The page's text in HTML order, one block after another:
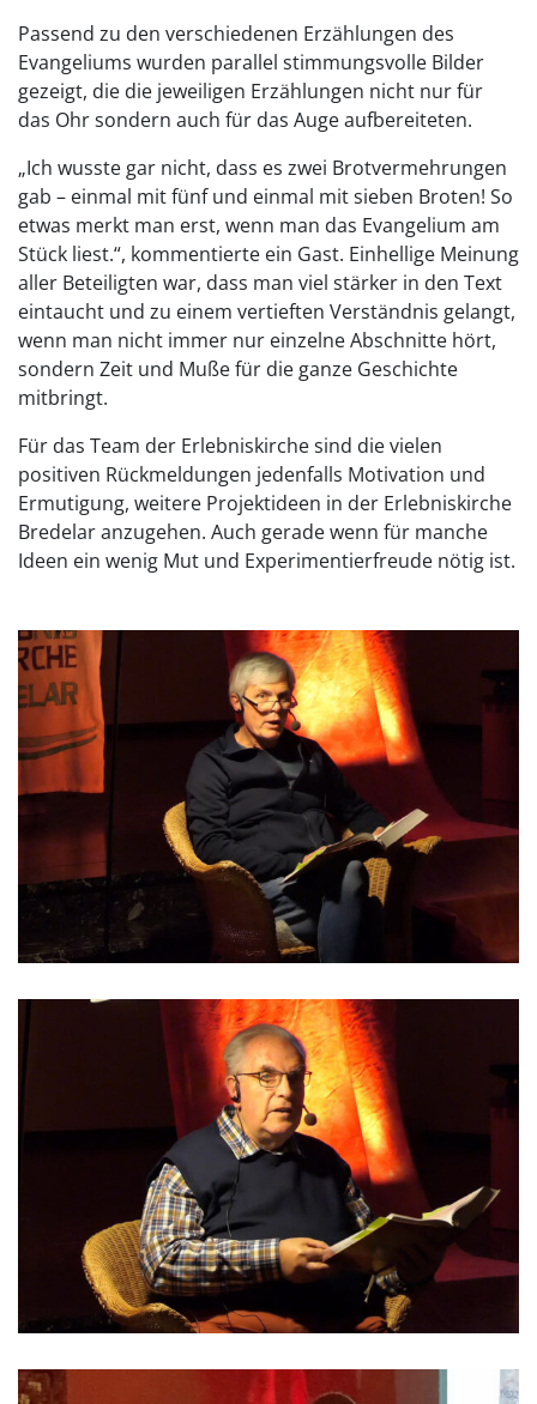
Passend zu den verschiedenen Erzählungen des
Evangeliums wurden parallel stimmungsvolle Bilder
gezeigt, die die jeweiligen Erzählungen nicht nur für
das Ohr sondern auch für das Auge aufbereiteten.
„Ich wusste gar nicht, dass es zwei Brotvermehrungen
gab – einmal mit fünf und einmal mit sieben Broten! So
etwas merkt man erst, wenn man das Evangelium am
Stück liest.“, kommentierte ein Gast. Einhellige Meinung
aller Beteiligten war, dass man viel stärker in den Text
eintaucht und zu einem vertieften Verständnis gelangt,
wenn man nicht immer nur einzelne Abschnitte hört,
sondern Zeit und Muße für die ganze Geschichte
mitbringt.
Für das Team der Erlebniskirche sind die vielen
positiven Rückmeldungen jedenfalls Motivation und
Ermutigung, weitere Projektideen in der Erlebniskirche
Bredelar anzugehen. Auch gerade wenn für manche
Ideen ein wenig Mut und Experimentierfreude nötig ist.